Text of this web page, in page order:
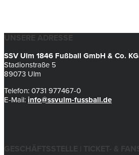
UNSERE ADRESSE
SSV Ulm 1846 Fußball GmbH & Co.
Stadionstraße 5
89073 Ulm
Telefon: 0731 977467-0
E-Mail: info@ssvulm-fussball.de
GESCHÄFTSSTELLE | TICKET- &